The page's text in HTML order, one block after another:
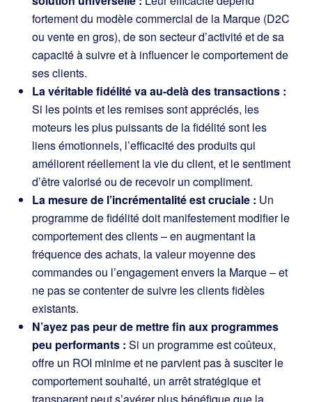
fortement du modèle commercial de la Marque (D2C
ou vente en gros), de son secteur d’activité et de sa
capacité à suivre et à influencer le comportement de
ses clients.
La véritable fidélité va au-delà des transactions :
Si les points et les remises sont appréciés, les
moteurs les plus puissants de la fidélité sont les
liens émotionnels, l’efficacité des produits qui
améliorent réellement la vie du client, et le sentiment
d’être valorisé ou de recevoir un compliment.
La mesure de l’incrémentalité est cruciale : Un
programme de fidélité doit manifestement modifier le
comportement des clients – en augmentant la
fréquence des achats, la valeur moyenne des
commandes ou l’engagement envers la Marque – et
ne pas se contenter de suivre les clients fidèles
existants.
N’ayez pas peur de mettre fin aux programmes
peu performants : Si un programme est coûteux,
offre un ROI minime et ne parvient pas à susciter le
comportement souhaité, un arrêt stratégique et